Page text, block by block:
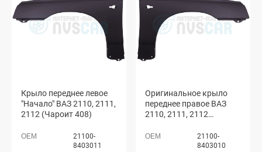
Крыло переднее левое
"Начало" ВАЗ 2110, 2111,
2112 (Чароит 408)
21100-
8403011
Оригинальное крыло
переднее правое ВАЗ
2110, 2111, 2112
21100-
8403010